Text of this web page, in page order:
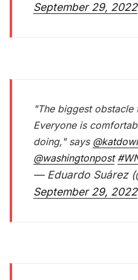
September 29, 2022
"The biggest
Everyone is
doing," says
@washingtonpost
— Eduardo Suárez
September 29, 2022